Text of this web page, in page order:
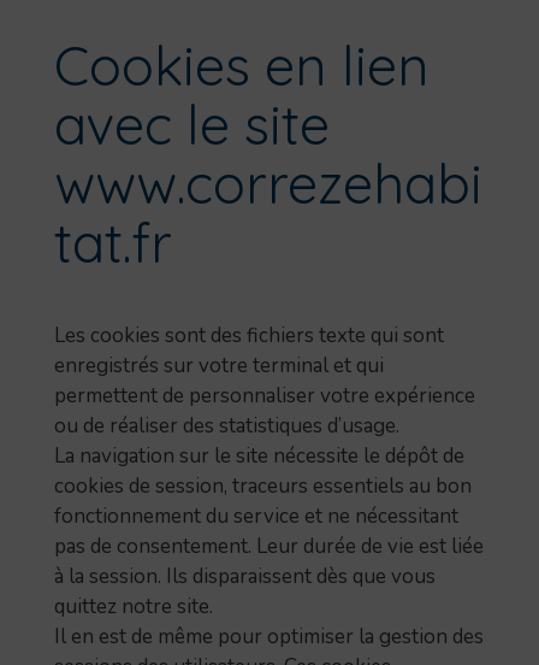
Cookies en lien
avec le site
www.correzehabi
tat.fr
Les cookies sont des fichiers texte qui sont
enregistrés sur votre terminal et qui
permettent de personnaliser votre expérience
ou de réaliser des statistiques d’usage.
La navigation sur le site nécessite le dépôt de
cookies de session, traceurs essentiels au bon
fonctionnement du service et ne nécessitant
pas de consentement. Leur durée de vie est liée
à la session. Ils disparaissent dès que vous
quittez notre site.
Il en est de même pour optimiser la gestion des